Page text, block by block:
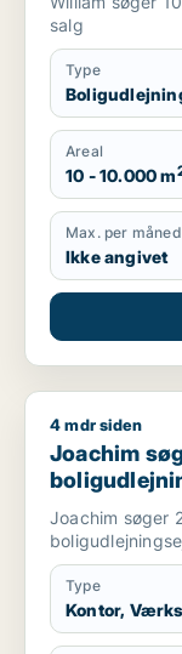
salg
Type
Areal
10 - 10.000 m
Max. per måned
Ikke angivet
Joachim søger
4 mdr siden
Joachim
Joachim søger
Type
Kontor,